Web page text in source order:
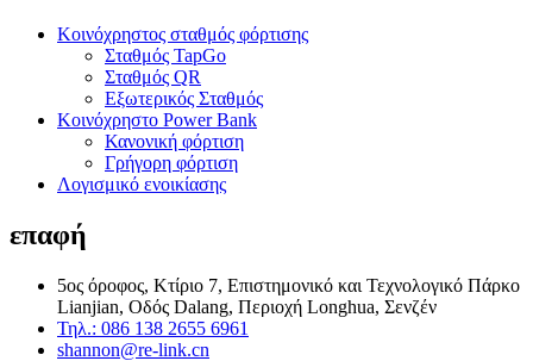
Κοινόχρηστος σταθμός φόρτισης
Σταθμός TapGo
Σταθμός QR
Εξωτερικός Σταθμός
Κοινόχρηστο Power Bank
Κανονική φόρτιση
Γρήγορη φόρτιση
Λογισμικό ενοικίασης
επαφή
5ος όροφος, Κτίριο 7, Επιστημονικό και Τεχνολογικό Πάρκο
Lianjian, Οδός Dalang, Περιοχή Longhua, Σενζέν
Τηλ.: 086 138 2655 6961
shannon@re-link.cn